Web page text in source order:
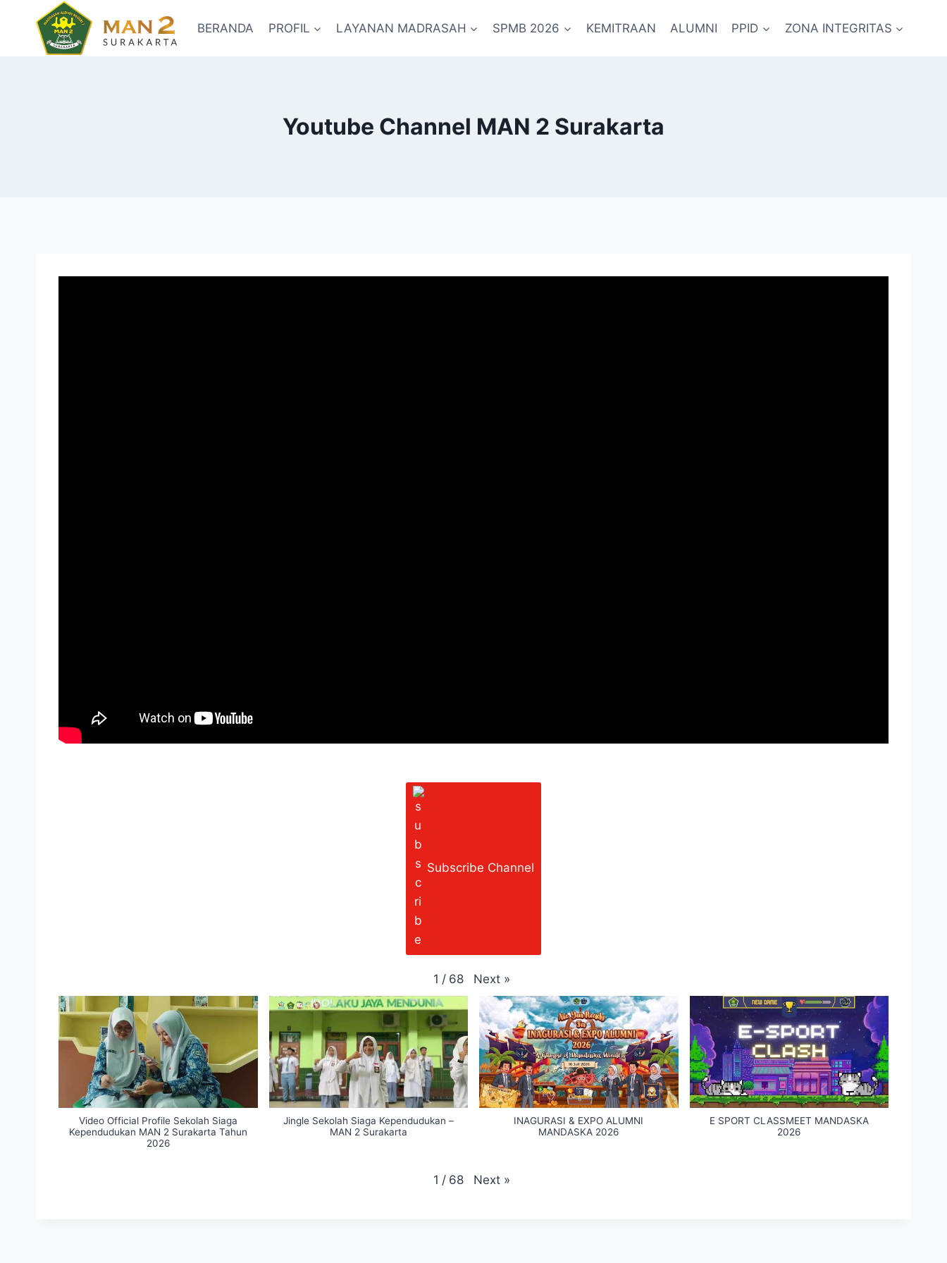
content
BERANDA PROFIL LAYANAN MADRASAH SPMB 2026 KEMITRAAN ALUMNI PPID ZONA INTEGRITAS
Youtube Channel MAN 2 Surakarta
Subscribe Channel
1 / 68 Next »
Video Official Profile Sekolah Siaga
Kependudukan MAN 2 Surakarta Tahun
2026
Jingle Sekolah Siaga Kependudukan –
MAN 2 Surakarta
INAGURASI & EXPO ALUMNI
MANDASKA 2026
E SPORT CLASSMEET MANDASKA
2026
1 / 68 Next »